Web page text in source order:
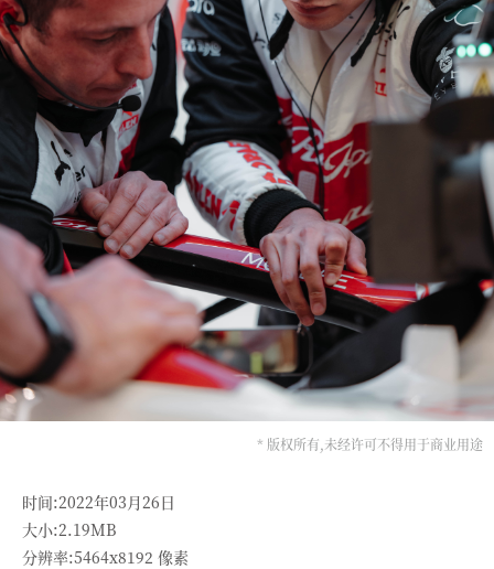
* 版权所有,未经许可不得用于商业用途
时间:2022年03月26日
大小:2.19MB
分辨率:5464x8192 像素